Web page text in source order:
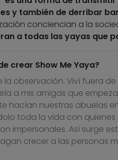
y también de derribar
conciencian a la
a todas las yayas que
crear Show Me Yaya?
la observación. Viví fuera
a mis amigas que
hacían nuestras abuelas
toda la vida con quienes
impersonales. Así surge
crecer a las personas